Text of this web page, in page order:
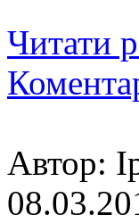
Читати
Автор: